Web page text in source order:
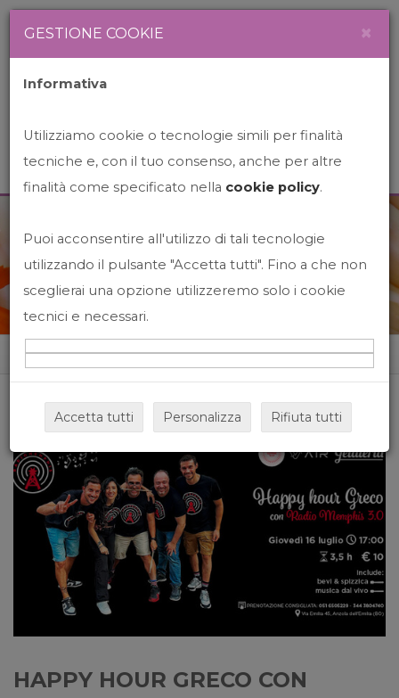
News&Events
Home News&events
HAPPY HOUR GRECO CON
GESTIONE COOKIE ×
Informativa
Utilizziamo cookie o tecnologie simili per finalità
tecniche e, con il tuo consenso, anche per altre
finalità come specificato nella cookie policy.
Puoi acconsentire all'utilizzo di tali tecnologie
utilizzando il pulsante "Accetta tutti". Fino a che non
sceglierai una opzione utilizzeremo solo i cookie
tecnici e necessari.
Accetta tutti Personalizza Rifiuta tutti